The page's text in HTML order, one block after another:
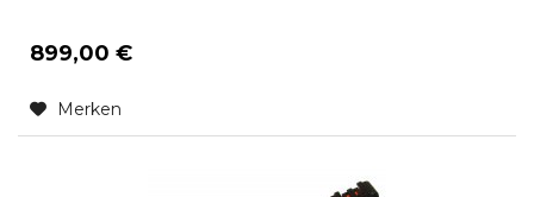
899,00 €
Merken